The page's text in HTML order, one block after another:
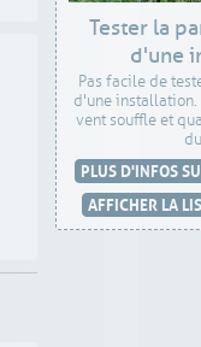
Tester la
d'une
Pas facile de
d'une
vent souffle et
PLUS D'INFOS
AFFICHER LA